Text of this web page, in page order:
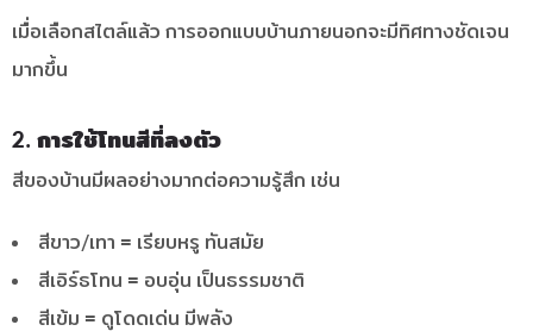
เมื่อเลือกสไตล์แล้ว การออกแบบบ้านภายนอกจะมีทิศทางชัดเจน
มากขึ้น
2. การใช้โทนสีที่ลงตัว
สีของบ้านมีผลอย่างมากต่อความรู้สึก เช่น
สีขาว/เทา = เรียบหรู ทันสมัย
สีเอิร์ธโทน = อบอุ่น เป็นธรรมชาติ
สีเข้ม = ดูโดดเด่น มีพลัง